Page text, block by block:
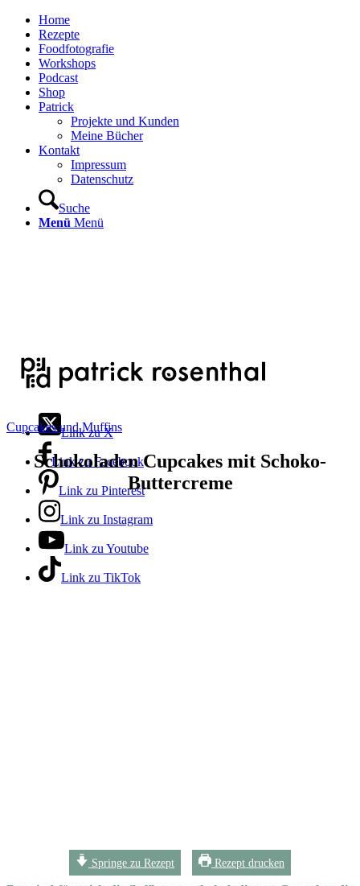
Home
Rezepte
Foodfotografie
Workshops
Podcast
Shop
Patrick
Projekte und Kunden
Meine Bücher
Kontakt
Impressum
Datenschutz
Suche
Menü Menü
Link zu X
Link zu Facebook
Link zu Pinterest
Link zu Instagram
Link zu Youtube
Link zu TikTok
Cupcakes und Muffins
Schokoladen Cupcakes mit Schoko-
Buttercreme
Springe zu Rezept Rezept drucken